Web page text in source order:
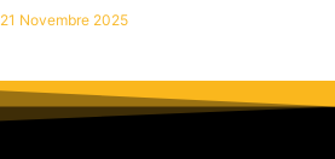
21 Novembre 2025